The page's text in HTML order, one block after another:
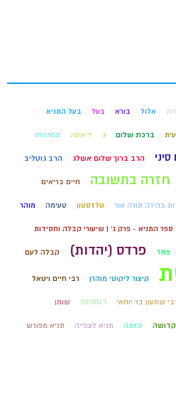
אלול בורא בעל בעל התניא
ברכת שלום ג דיאטה המהרחו
הרב ברוך שלום אשלג הרב גוטליב
חזרה בתשובה חיים בריאים
בהירה תורה אור טלזסטון טעימה מוהר
ספר התניא - פרק ג' | שיעורי קבלה וחסידות
פחד פרדס (יהדות) קבלה לעם
קיצור ליקוטי מוהרן רבי חיים ויטאל
שמעון בר יוחאי רוחניות שומן
קדושה תזונה תניא לצפייה תניא מפורש